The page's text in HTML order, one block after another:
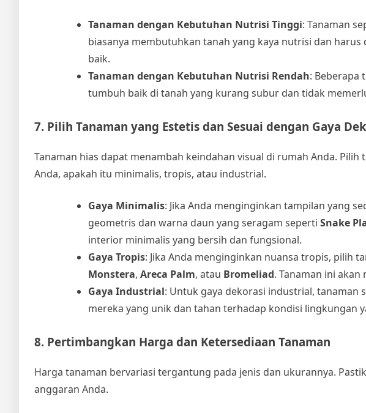
Tanaman dengan Kebutuhan Nutrisi Tinggi: Tanaman
biasanya membutuhkan tanah yang kaya nutrisi dan
baik.
Tanaman dengan Kebutuhan Nutrisi Rendah: Beberapa
tumbuh baik di tanah yang kurang subur dan tidak
7. Pilih Tanaman yang Estetis dan Sesuai dengan Gaya
Tanaman hias dapat menambah keindahan visual di rumah Anda.
Anda, apakah itu minimalis, tropis, atau industrial.
Gaya Minimalis: Jika Anda menginginkan tampilan yang
geometris dan warna daun yang seragam seperti Snake
interior minimalis yang bersih dan fungsional.
Gaya Tropis: Jika Anda menginginkan nuansa tropis, pilih
Monstera, Areca Palm, atau Bromeliad. Tanaman ini
Gaya Industrial: Untuk gaya dekorasi industrial, tanaman
mereka yang unik dan tahan terhadap kondisi lingkungan
8. Pertimbangkan Harga dan Ketersediaan Tanaman
Harga tanaman bervariasi tergantung pada jenis dan ukurannya.
anggaran Anda.